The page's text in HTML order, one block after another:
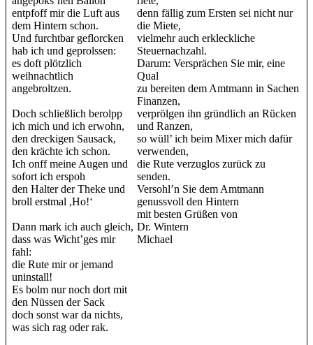
entpfoff mir die Luft aus
dem Hintern schon.
Und furchtbar geflorcken
hab ich und geprolssen:
es doft plötzlich
weihnachtlich
angebroltzen.
Doch schließlich berolpp
ich mich und ich erwohn,
den dreckigen Sausack,
den krächte ich schon.
Ich onff meine Augen und
sofort ich erspoh
den Halter der Theke und
broll erstmal ,Ho!‘
Dann mark ich auch gleich,
dass was Wicht’ges mir
fahl:
die Rute mir or jemand
uninstall!
Es bolm nur noch dort mit
den Nüssen der Sack
doch sonst war da nichts,
was sich rag oder rak.
denn fällig zum Ersten sei nicht nur
die Miete,
vielmehr auch erkleckliche
Steuernachzahl.
Darum: Versprächen Sie mir, eine
Qual
zu bereiten dem Amtmann in Sachen
Finanzen,
verprölgen ihn gründlich an Rücken
und Ranzen,
so wüll’ ich beim Mixer mich dafür
verwenden,
die Rute verzuglos zurück zu
senden.
Versohl’n Sie dem Amtmann
genussvoll den Hintern
mit besten Grüßen von
Dr. Wintern
Michael